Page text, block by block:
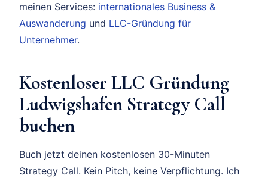
meinen Services: internationales Business &
Auswanderung und LLC-Gründung für
Unternehmer.
Kostenloser LLC Gründung
Ludwigshafen Strategy Call
buchen
Buch jetzt deinen kostenlosen 30-Minuten
Strategy Call. Kein Pitch, keine Verpflichtung. Ich